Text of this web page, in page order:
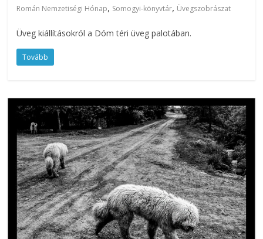
Román Nemzetiségi Hónap, Somogyi-könyvtár, Üvegszobrászat
Üveg kiállításokról a Dóm téri üveg palotában.
Tovább